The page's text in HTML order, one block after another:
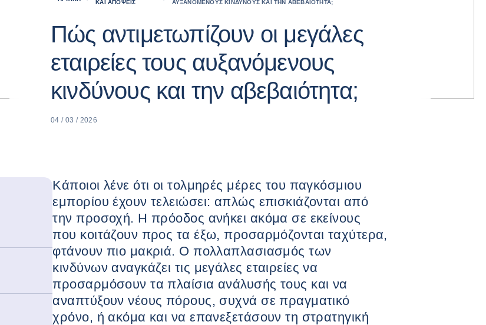
ΚΑΙ ΑΠΌΨΕΙΣ
ΑΥΞΑΝΌΜΕΝΟΥΣ ΚΙΝΔΎΝΟΥΣ ΚΑΙ ΤΗΝ ΑΒΕΒΑΙΌΤΗΤΑ;
Πώς αντιμετωπίζουν οι μεγάλες
εταιρείες τους αυξανόμενους
κινδύνους και την αβεβαιότητα;
04 / 03 / 2026
Κάποιοι λένε ότι οι τολμηρές μέρες του παγκόσμιου
εμπορίου έχουν τελειώσει: απλώς επισκιάζονται από
την προσοχή. Η πρόοδος ανήκει ακόμα σε εκείνους
που κοιτάζουν προς τα έξω, προσαρμόζονται ταχύτερα,
φτάνουν πιο μακριά. Ο πολλαπλασιασμός των
κινδύνων αναγκάζει τις μεγάλες εταιρείες να
προσαρμόσουν τα πλαίσια ανάλυσής τους και να
αναπτύξουν νέους πόρους, συχνά σε πραγματικό
χρόνο, ή ακόμα και να επανεξετάσουν τη στρατηγική